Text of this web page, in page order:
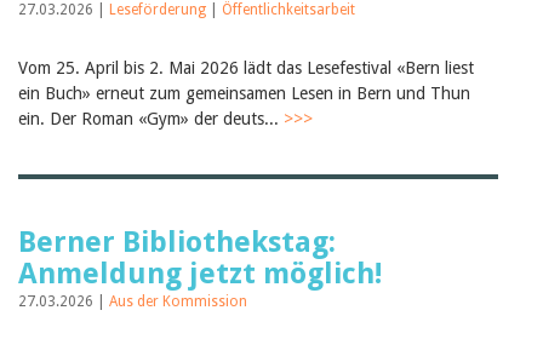
27.03.2026 | Leseförderung Öffentlichkeitsarbeit
Vom 25. April bis 2. Mai 2026 lädt das Lesefestival «Bern liest
ein Buch» erneut zum gemeinsamen Lesen in Bern und Thun
ein. Der Roman «Gym» der deuts... >>>
Berner Bibliothekstag:
Anmeldung jetzt möglich!
27.03.2026 | Aus der Kommission